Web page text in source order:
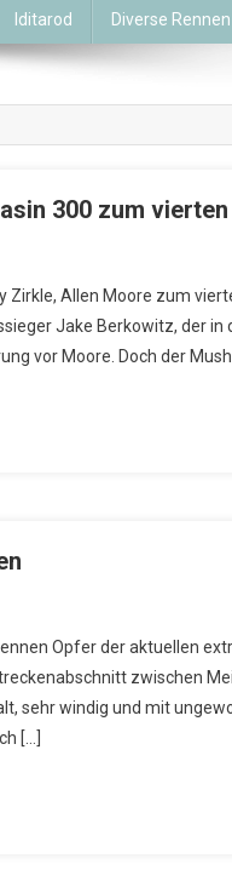
Iditarod Diverse Rennen
300 zum
Zirkle, Allen Moore zum
Jake Berkowitz, der
vor Moore. Doch der
Opfer der aktuellen
zwischen
sehr windig und mit
[…]